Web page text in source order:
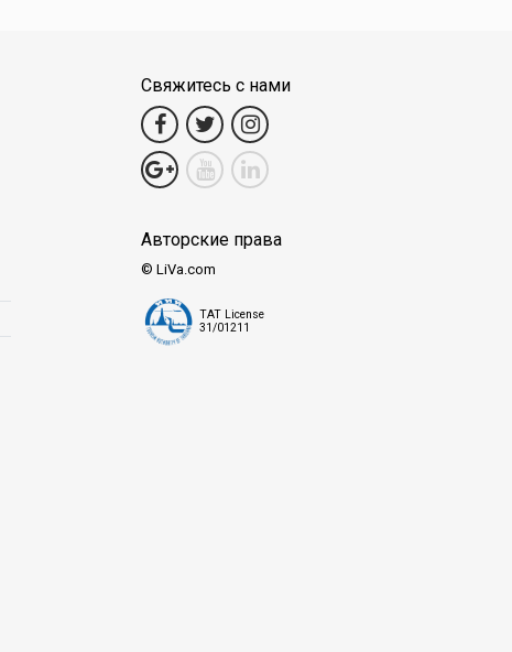
Свяжитесь с нами
Авторские права
© LiVa.com
TAT License
31/01211